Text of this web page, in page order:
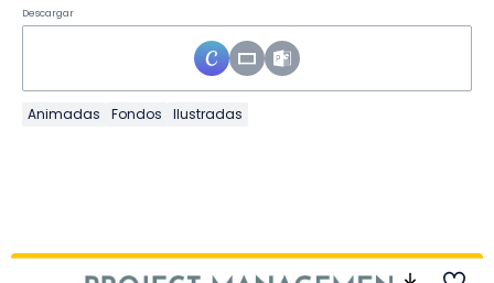
Descargar
Animadas Fondos Ilustradas